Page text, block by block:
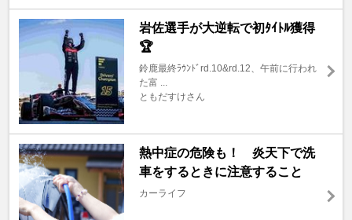
岩佐選手が大逆転で初ﾀｲﾄﾙ獲得
🏆
鈴鹿最終ﾗｳﾝﾄﾞrd.10&rd.12、午前に行われ
た富 ...
ともだすけさん
熱中症の危険も！ 炎天下で洗
車をするときに注意すること
カーライフ